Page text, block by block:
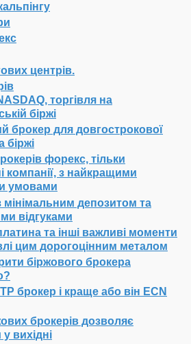
центрів.
торгівля на
біржі
брокер для довгострокової
біржі
форекс, тільки
компанії, з найкращими
умовами
мінімальним депозитом та
відгуками
та інші важливі моменти
цим дорогоцінним металом
біржового брокера
брокер і краще або він ECN
брокерів дозволяє
вихідні